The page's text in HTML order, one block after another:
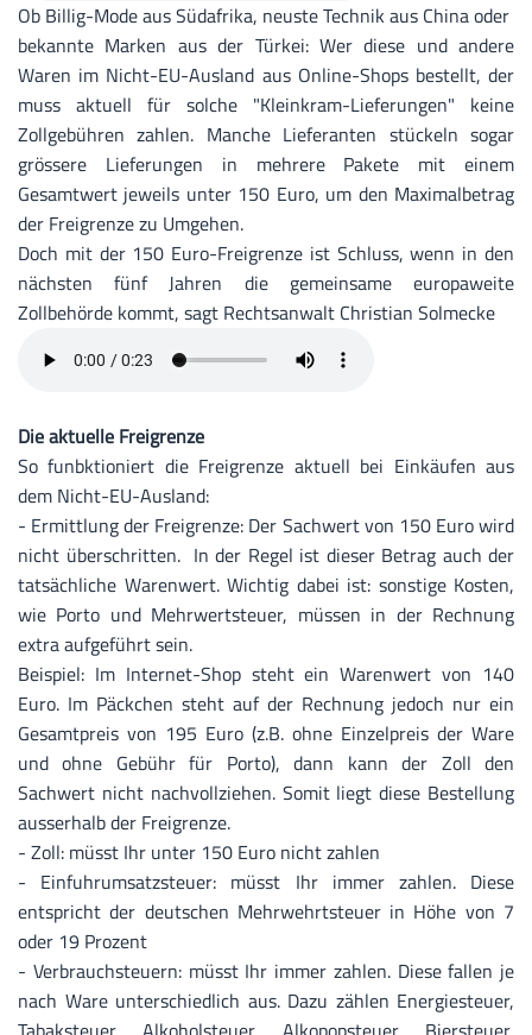
Ob Billig-Mode aus Südafrika, neuste Technik aus China oder
bekannte Marken aus der Türkei: Wer diese und andere
Waren im Nicht-EU-Ausland aus Online-Shops bestellt, der
muss aktuell für solche "Kleinkram-Lieferungen" keine
Zollgebühren zahlen. Manche Lieferanten stückeln sogar
grössere Lieferungen in mehrere Pakete mit einem
Gesamtwert jeweils unter 150 Euro, um den Maximalbetrag
der Freigrenze zu Umgehen.
Doch mit der 150 Euro-Freigrenze ist Schluss, wenn in den
nächsten fünf Jahren die gemeinsame europaweite
Zollbehörde kommt, sagt Rechtsanwalt Christian Solmecke
Die aktuelle Freigrenze
So funbktioniert die Freigrenze aktuell bei Einkäufen aus
dem Nicht-EU-Ausland:
- Ermittlung der Freigrenze: Der Sachwert von 150 Euro wird
nicht überschritten. In der Regel ist dieser Betrag auch der
tatsächliche Warenwert. Wichtig dabei ist: sonstige Kosten,
wie Porto und Mehrwertsteuer, müssen in der Rechnung
extra aufgeführt sein.
Beispiel: Im Internet-Shop steht ein Warenwert von 140
Euro. Im Päckchen steht auf der Rechnung jedoch nur ein
Gesamtpreis von 195 Euro (z.B. ohne Einzelpreis der Ware
und ohne Gebühr für Porto), dann kann der Zoll den
Sachwert nicht nachvollziehen. Somit liegt diese Bestellung
ausserhalb der Freigrenze.
- Zoll: müsst Ihr unter 150 Euro nicht zahlen
- Einfuhrumsatzsteuer: müsst Ihr immer zahlen. Diese
entspricht der deutschen Mehrwehrtsteuer in Höhe von 7
oder 19 Prozent
- Verbrauchsteuern: müsst Ihr immer zahlen. Diese fallen je
nach Ware unterschiedlich aus. Dazu zählen Energiesteuer,